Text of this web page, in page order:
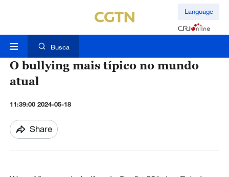
Language
Busca
O bullying mais típico no mundo
atual
11:39:00 2024-05-18
Share